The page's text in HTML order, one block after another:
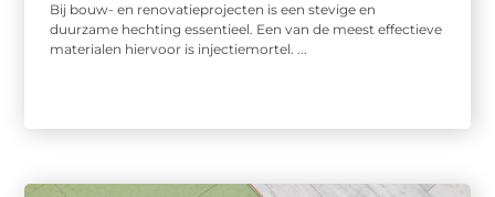
Bij bouw- en renovatieprojecten is een stevige en
duurzame hechting essentieel. Een van de meest effectieve
materialen hiervoor is injectiemortel. ...